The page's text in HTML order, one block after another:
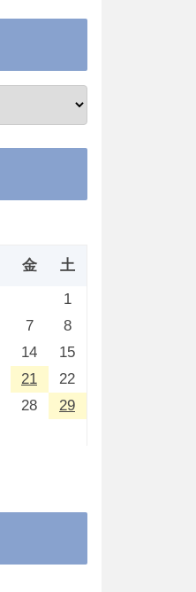
金
土
1
7
8
14
15
21
22
28
29